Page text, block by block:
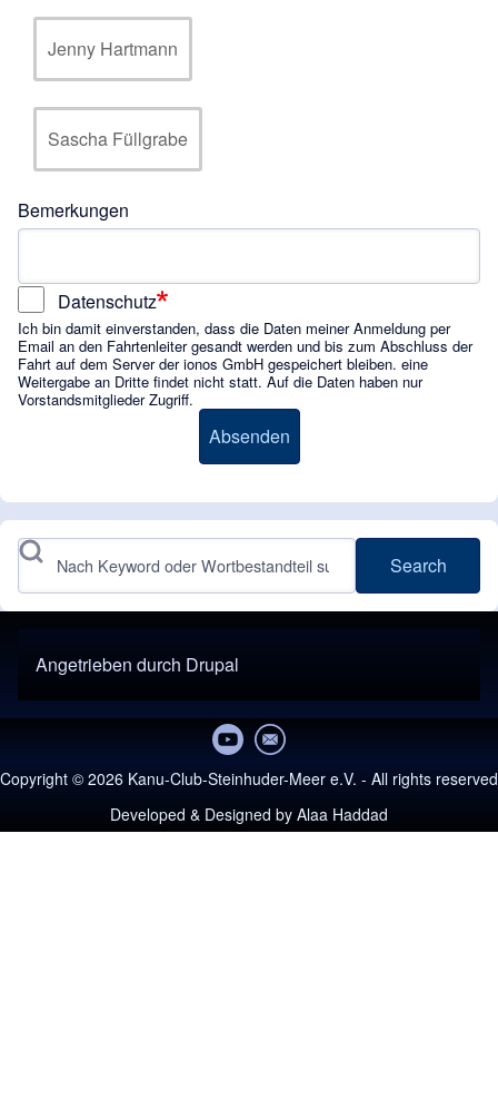
Jenny Hartmann
Sascha Füllgrabe
Bemerkungen
Datenschutz
Ich bin damit einverstanden, dass die Daten meiner Anmeldung per
Email an den Fahrtenleiter gesandt werden und bis zum Abschluss der
Fahrt auf dem Server der ionos GmbH gespeichert bleiben. eine
Weitergabe an Dritte findet nicht statt. Auf die Daten haben nur
Vorstandsmitglieder Zugriff.
Search
Angetrieben durch Drupal
Copyright © 2026 Kanu-Club-Steinhuder-Meer e.V. - All rights reserved
Developed & Designed by Alaa Haddad